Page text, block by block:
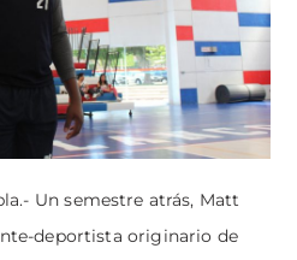
Un semestre atrás, Matt
deportista originario de